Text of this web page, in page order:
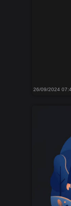
26/09/2024